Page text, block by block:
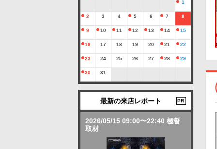
1
2 3 4 5 6 7 8
9 10 11 12 13 14 15
16 17 18 19 20 21 22
23 24 25 26 27 28 29
30 31
最新の来店レポート PR
2026/05/15 09:00〜22:40 極誓
取材